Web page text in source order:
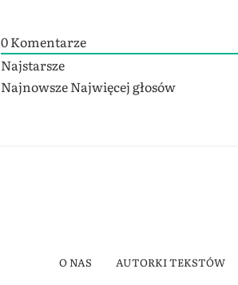
0Komentarze
Najstarsze
NajnowszeNajwięcej głosów
O NAS AUTORKI TEKSTÓW